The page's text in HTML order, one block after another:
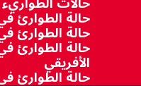
حالة الطوارئ
حالة الطوارئ
حالة الطوارئ
الأفريقي
حالة الطوارئ